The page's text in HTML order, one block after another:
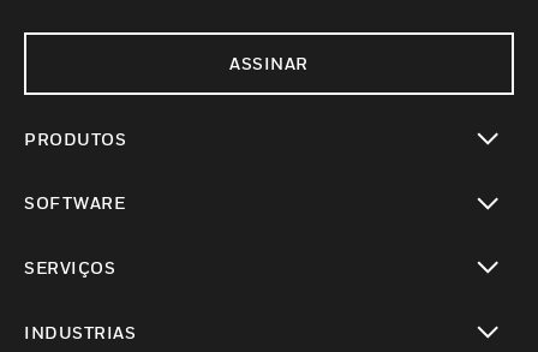
ASSINAR
PRODUTOS
SOFTWARE
SERVIÇOS
INDUSTRIAS